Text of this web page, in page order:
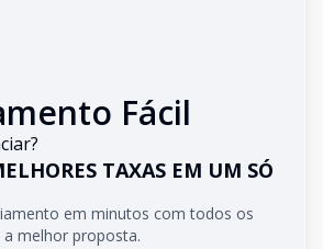
Fácil
TAXAS EM UM SÓ
em minutos com todos os
melhor proposta.